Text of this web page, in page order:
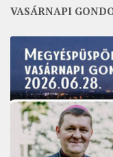
VASÁRNAPI